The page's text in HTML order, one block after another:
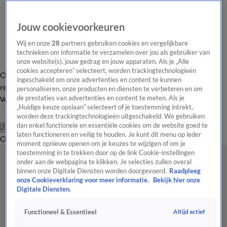
Overzicht Laatste nieuws Regionieuws Het beste van Hart
Tip de
redactie
Volg Hart van Nederland
Zoeken
OverzichtRegioUitzendingenWeerTip de redactiePanelVideo's
Jouw cookievoorkeuren
Wij en onze28 partners gebruiken cookies en vergelijkbare
technieken om informatie te verzamelen over jou als gebruiker van
onze website(s), jouw gedrag en jouw apparaten. Als je „Alle
cookies accepteren” selecteert, worden trackingtechnologieën
ingeschakeld om onze advertenties en content te kunnen
personaliseren, onze producten en diensten te verbeteren en om
de prestaties van advertenties en content te meten. Als je
„Huidige keuze opslaan” selecteert of je toestemming intrekt,
worden deze trackingtechnologieën uitgeschakeld. We gebruiken
dan enkel functionele en essentiële cookies om de website goed te
laten functioneren en veilig te houden. Je kunt dit menu op ieder
moment opnieuw openen om je keuzes te wijzigen of om je
toestemming in te trekken door op de link Cookie-instellingen
onder aan de webpagina te klikken. Je selecties zullen overal
binnen onze Digitale Diensten worden doorgevoerd. Raadpleeg
onze Cookieverklaring voor meer informatie.
Bekijk hier onze
Digitale Diensten.
Functioneel & Essentieel Altijd actief